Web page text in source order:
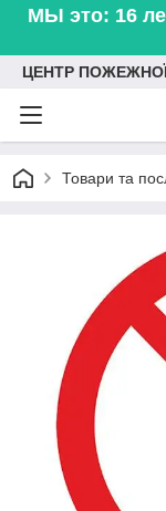
МЫ это: 16
ЦЕНТР
Товари та